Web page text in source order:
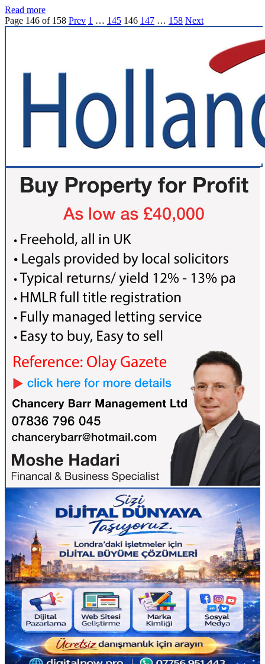
Read more
Page 146 of 158 Prev 1 … 145 146 147 … 158 Next